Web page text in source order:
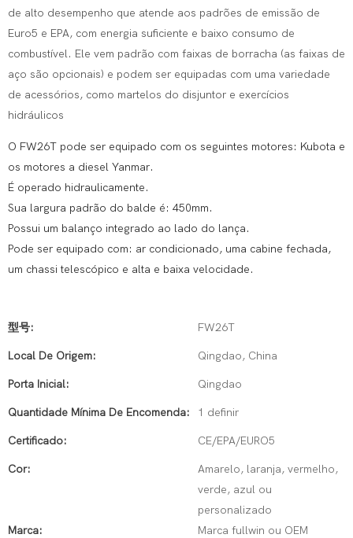
de alto desempenho que atende aos padrões de emissão de
Euro5 e EPA, com energia suficiente e baixo consumo de
combustível. Ele vem padrão com faixas de borracha (as faixas de
aço são opcionais) e podem ser equipadas com uma variedade
de acessórios, como martelos do disjuntor e exercícios
hidráulicos
O FW26T pode ser equipado com os seguintes motores: Kubota e
os motores a diesel Yanmar.
É operado hidraulicamente.
Sua largura padrão do balde é: 450mm.
Possui um balanço integrado ao lado do lança.
Pode ser equipado com: ar condicionado, uma cabine fechada,
um chassi telescópico e alta e baixa velocidade.
型号: FW26T
Local De Origem: Qingdao, China
Porta Inicial: Qingdao
Quantidade Mínima De Encomenda: 1 definir
Certificado: CE/EPA/EURO5
Cor:
Amarelo, laranja, vermelho,
verde, azul ou
personalizado
Marca:
Marca fullwin ou OEM